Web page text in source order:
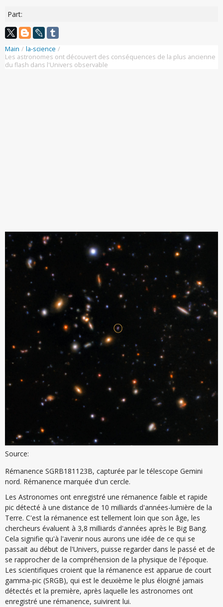
Part:
Main / la-science /
Les astronomes ont découvert des conséquences de la plus ancienne
du flash dans l'Univers observable
Source:
Rémanence SGRB181123B, capturée par le télescope Gemini
nord. Rémanence marquée d'un cercle.
Les Astronomes ont enregistré une rémanence faible et rapide
pic détecté à une distance de 10 milliards d'années-lumière de la
Terre. C'est la rémanence est tellement loin que son âge, les
chercheurs évaluent à 3,8 milliards d'années après le Big Bang.
Cela signifie qu'à l'avenir nous aurons une idée de ce qui se
passait au début de l'Univers, puisse regarder dans le passé et de
se rapprocher de la compréhension de la physique de l'époque.
Les scientifiques croient que la rémanence est apparue de court
gamma-pic (SRGB), qui est le deuxième le plus éloigné jamais
détectés et la première, après laquelle les astronomes ont
enregistré une rémanence, suivirent lui.